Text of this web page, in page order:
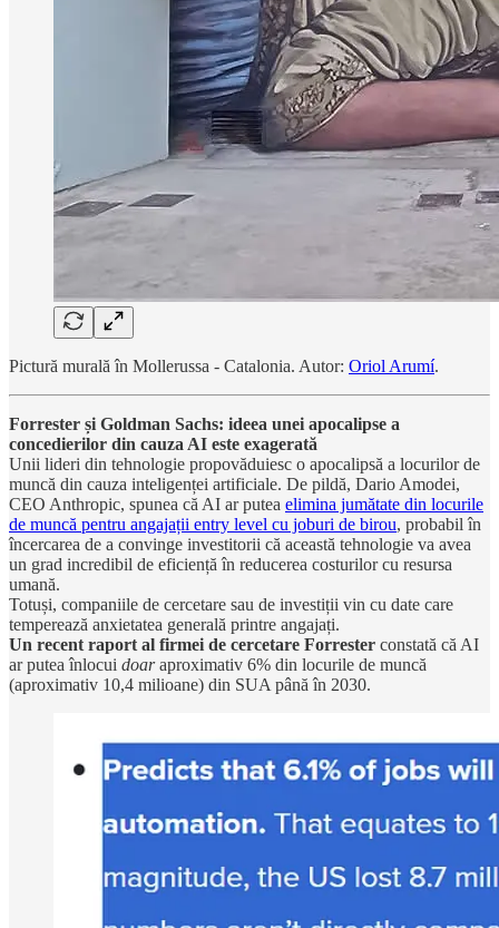
Pictură murală în Mollerussa - Catalonia. Autor: Oriol Arumí.
Forrester și Goldman Sachs: ideea unei apocalipse a
concedierilor din cauza AI este exagerată
Unii lideri din tehnologie propovăduiesc o apocalipsă a locurilor de
muncă din cauza inteligenței artificiale. De pildă, Dario Amodei,
CEO Anthropic, spunea că AI ar putea elimina jumătate din locurile
de muncă pentru angajații entry level cu joburi de birou, probabil în
încercarea de a convinge investitorii că această tehnologie va avea
un grad incredibil de eficiență în reducerea costurilor cu resursa
umană.
Totuși, companiile de cercetare sau de investiții vin cu date care
temperează anxietatea generală printre angajați.
Un recent raport al firmei de cercetare Forrester constată că AI
ar putea înlocui doaraproximativ 6% din locurile de muncă
(aproximativ 10,4 milioane) din SUA până în 2030.